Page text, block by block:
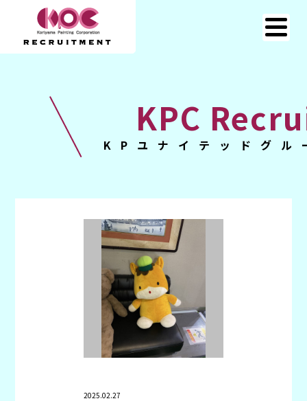
KPC
KPユナイテッドグル
2025.02.27